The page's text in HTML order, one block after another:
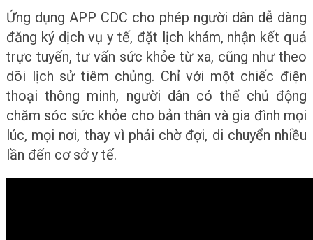
Ứng dụng APP CDC cho phép người dân dễ dàng
đăng ký dịch vụ y tế, đặt lịch khám, nhận kết quả
trực tuyến, tư vấn sức khỏe từ xa, cũng như theo
dõi lịch sử tiêm chủng. Chỉ với một chiếc điện
thoại thông minh, người dân có thể chủ động
chăm sóc sức khỏe cho bản thân và gia đình mọi
lúc, mọi nơi, thay vì phải chờ đợi, di chuyển nhiều
lần đến cơ sở y tế.